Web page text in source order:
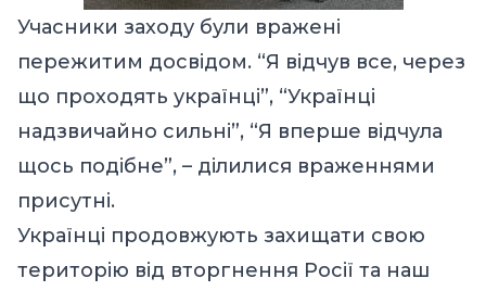
Учасники заходу були вражені
пережитим досвідом. “Я відчув все, через
що проходять українці”, “Українці
надзвичайно сильні”, “Я вперше відчула
щось подібне”, – ділилися враженнями
присутні.
Українці продовжують захищати свою
територію від вторгнення Росії та наш